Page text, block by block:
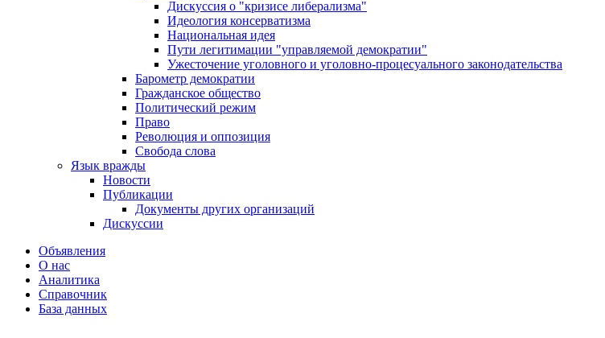
Дискуссия о "кризисе либерализма"
Идеология консерватизма
Национальная идея
Пути легитимации "управляемой демократии"
Ужесточение уголовного и уголовно-процесуального законодательства
Барометр демократии
Гражданское общество
Политический режим
Право
Революция и оппозиция
Свобода слова
Язык вражды
Новости
Публикации
Документы других организаций
Дискуссии
Объявления
О нас
Аналитика
Справочник
База данных